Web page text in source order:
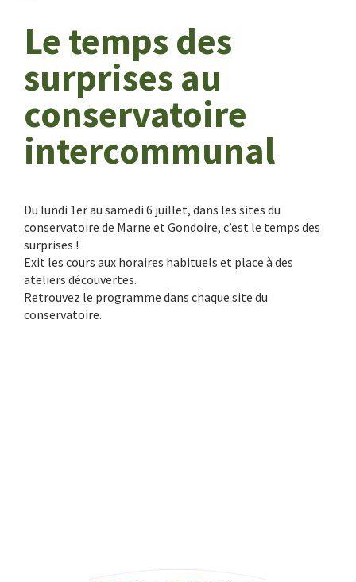
Le temps des
surprises au
conservatoire
intercommunal
Du lundi 1er au samedi 6 juillet, dans les sites du
conservatoire de Marne et Gondoire, c’est le temps des
surprises !
Exit les cours aux horaires habituels et place à des
ateliers découvertes.
Retrouvez le programme dans chaque site du
conservatoire.